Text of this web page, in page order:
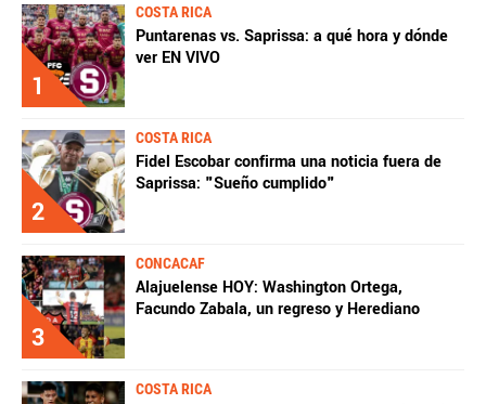
1
COSTA RICA
Puntarenas vs. Saprissa: a qué hora y dónde
ver EN VIVO
2
COSTA RICA
Fidel Escobar confirma una noticia fuera de
Saprissa: "Sueño cumplido"
3
CONCACAF
Alajuelense HOY: Washington Ortega,
Facundo Zabala, un regreso y Herediano
COSTA RICA